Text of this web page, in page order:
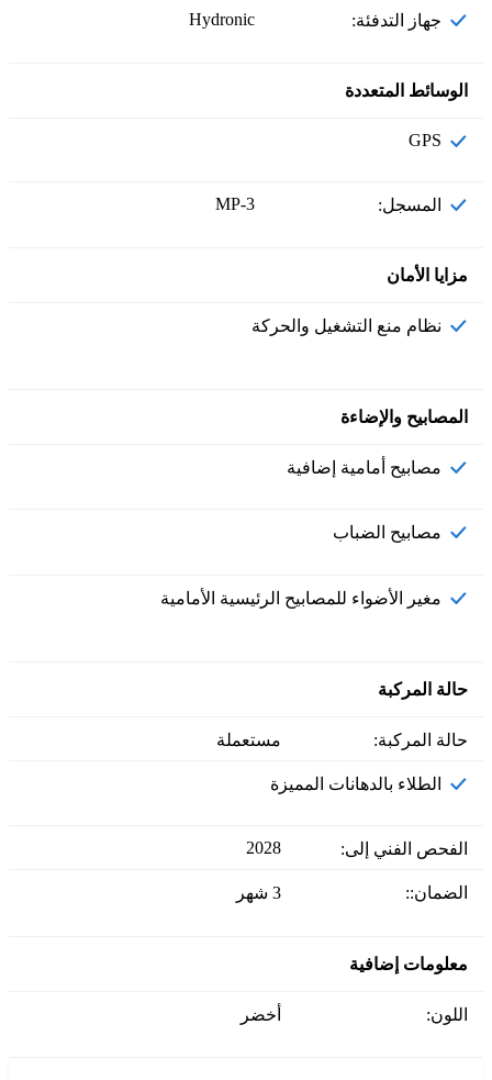
جهاز التدفئة: Hydronic
الوسائط المتعددة
GPS
المسجل: MP-3
مزايا الأمان
نظام منع التشغيل والحركة
المصابيح والإضاءة
مصابيح أمامية إضافية
مصابيح الضباب
مغير الأضواء للمصابيح الرئيسية الأمامية
حالة المركبة
حالة المركبة: مستعملة
الطلاء بالدهانات المميزة
الفحص الفني إلى: 2028
الضمان:: 3 شهر
معلومات إضافية
اللون: أخضر